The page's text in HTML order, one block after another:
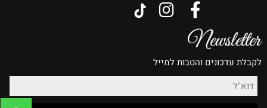
לקבלת עדכונים והטבות למייל